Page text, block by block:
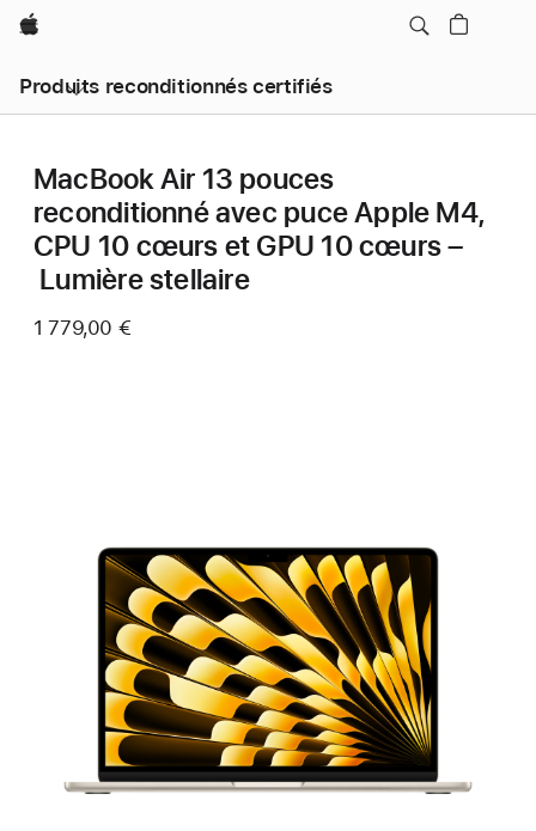
Apple
Produits reconditionnés certifiés
MacBook Air 13 pouces
reconditionné avec puce Apple M4,
CPU 10 cœurs et GPU 10 cœurs –
Lumière stellaire
1 779,00 €